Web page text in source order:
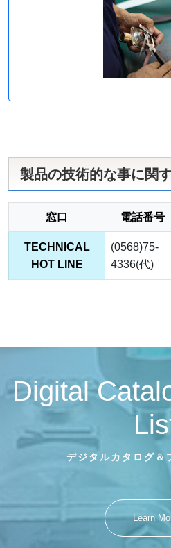
製品の技術的な事に関
窓口 電話番号
TECHNICAL
HOT LINE
(0568)75-
4336(代)
Digital
デジタルカタログ＆
Learn